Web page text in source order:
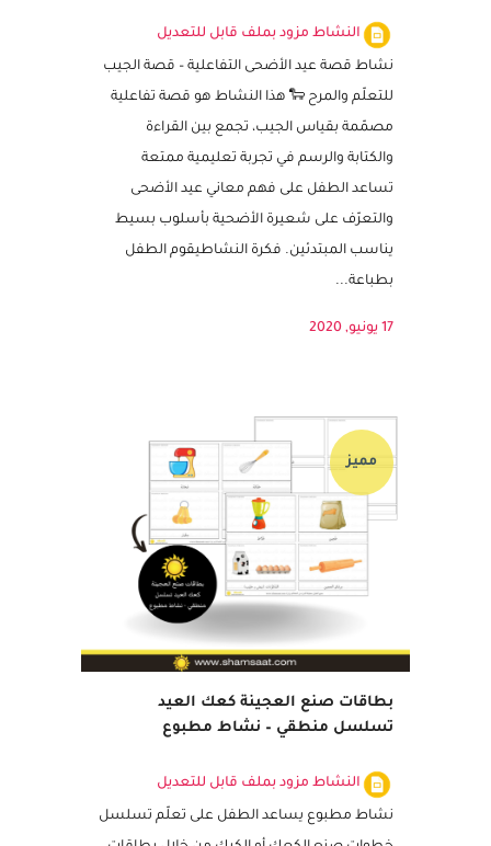
قصة عيد الاضحى التفاعلية – قصص
قصيرة تعليم القراءة والكتابة للمبتدئين
النشاط مزود بملف قابل للتعديل
نشاط قصة عيد الأضحى التفاعلية – قصة الجيب
للتعلّم والمرح 🐑 هذا النشاط هو قصة تفاعلية
مصمّمة بقياس الجيب، تجمع بين القراءة
والكتابة والرسم في تجربة تعليمية ممتعة
تساعد الطفل على فهم معاني عيد الأضحى
والتعرّف على شعيرة الأضحية بأسلوب بسيط
يناسب المبتدئين. فكرة النشاطيقوم الطفل
بطاقات صنع العجينة كعك العيد
تسلسل منطقي – نشاط مطبوع
مميز